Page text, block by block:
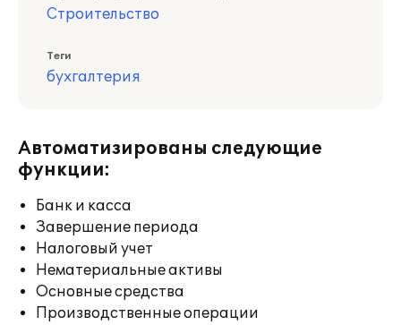
Строительство
Теги
бухгалтерия
Автоматизированы следующие
функции:
Банк и касса
Завершение периода
Налоговый учет
Нематериальные активы
Основные средства
Производственные операции